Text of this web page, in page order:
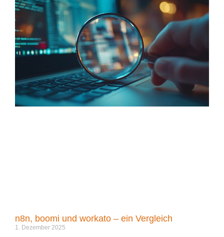
n8n, boomi und workato – ein Vergleich
1. Dezember 2025